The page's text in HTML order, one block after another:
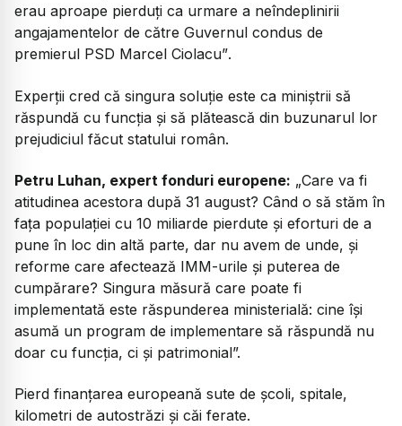
erau aproape pierduți ca urmare a neîndeplinirii
angajamentelor de către Guvernul condus de
premierul PSD Marcel Ciolacu”.
Experții cred că singura soluție este ca miniștrii să
răspundă cu funcția și să plătească din buzunarul lor
prejudiciul făcut statului român.
Petru Luhan, expert fonduri europene: „Care va fi
atitudinea acestora după 31 august? Când o să stăm în
fața populației cu 10 miliarde pierdute și eforturi de a
pune în loc din altă parte, dar nu avem de unde, și
reforme care afectează IMM-urile și puterea de
cumpărare? Singura măsură care poate fi
implementată este răspunderea ministerială: cine își
asumă un program de implementare să răspundă nu
doar cu funcția, ci și patrimonial”.
Pierd finanțarea europeană sute de școli, spitale,
kilometri de autostrăzi și căi ferate.